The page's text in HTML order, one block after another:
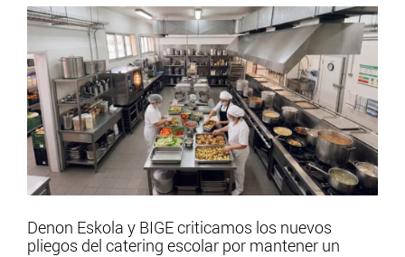
Denon Eskola y BIGE criticamos los nuevos
pliegos del catering escolar por mantener un